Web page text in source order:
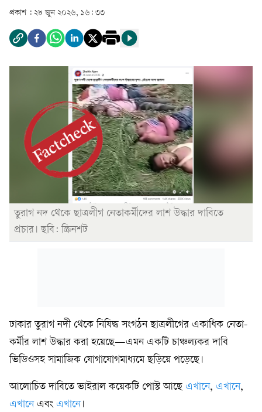
প্রকাশ : ২৮ জুন ২০২৬, ১৬: ৩৩
তুরাগ নদ থেকে ছাত্রলীগ নেতাকর্মীদের লাশ উদ্ধার দাবিতে
প্রচার। ছবি: স্ক্রিনশট
ঢাকার তুরাগ নদী থেকে নিষিদ্ধ সংগঠন ছাত্রলীগের একাধিক নেতা-
কর্মীর লাশ উদ্ধার করা হয়েছে—এমন একটি চাঞ্চল্যকর দাবি
ভিডিওসহ সামাজিক যোগাযোগমাধ্যমে ছড়িয়ে পড়েছে।
আলোচিত দাবিতে ভাইরাল কয়েকটি পোস্ট আছে এখানে, এখানে,
এখানেএবং এখানে।